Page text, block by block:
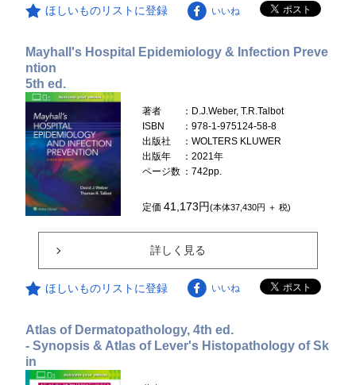
ほしいものリストに登録 いいね
Mayhall's Hospital Epidemiology & Infection Preve
ntion
5th ed.
著者
：D.J.Weber, T.R.Talbot
ISBN
：978-1-975124-58-8
出版社
：WOLTERS KLUWER
出版年
：2021年
ページ数 ：742pp.
定価41,173円(本体37,430円 ＋ 税)
詳しく見る
ほしいものリストに登録 いいね
Atlas of Dermatopathology, 4th ed.
- Synopsis & Atlas of Lever's Histopathology of Sk
in